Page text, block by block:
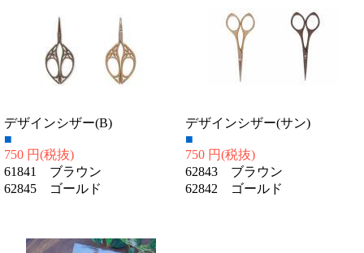
デザインシザー(B)
■
750 円(税抜)
61841 ブラウン
62845 ゴールド
デザインシザー(サン)
■
750 円(税抜)
62843 ブラウン
62842 ゴールド